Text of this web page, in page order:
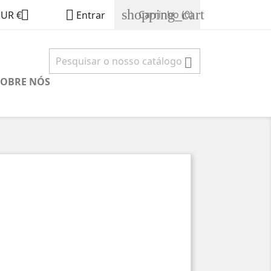
€  Entrar shopping_cart
Carrinho (0)

NÓS